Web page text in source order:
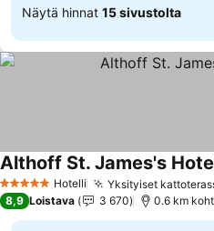
Näytä hinnat 15 sivustolta
5 Tähtiluokitus
Hotelli Yksityiset
Althoff St. James's
8,9 Loistava 3 670 0.6 km